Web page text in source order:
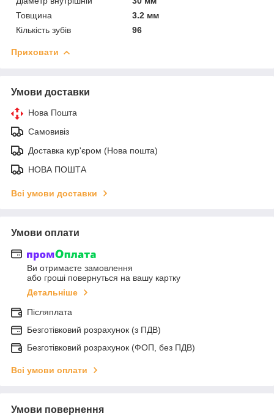
Товщина
3.2 мм
Кількість зубів
96
Приховати
Умови доставки
Нова Пошта
Самовивіз
Доставка кур'єром (Нова пошта)
НОВА ПОШТА
Всі умови доставки
Умови оплати
Ви отримаєте замовлення
або гроші повернуться на вашу картку
Детальніше
Післяплата
Безготівковий розрахунок (з ПДВ)
Безготівковий розрахунок (ФОП, без ПДВ)
Всі умови оплати
Умови повернення